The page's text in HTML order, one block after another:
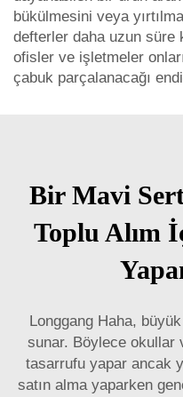
bükülmesini veya
defterler daha uzun süre
ofisler ve işletmeler
çabuk parçalanacağı
Bir Mavi
Toplu Alım
Longgang Haha,
sunar. Böylece okullar
tasarrufu yapar ancak
satın alma yaparken